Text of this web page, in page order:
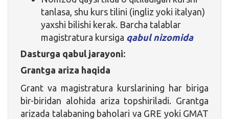
tanlasa, shu kurs tilini (ingliz yoki italyan)
yaxshi bilishi kerak. Barcha talablar
magistratura kursiga qabul nizomida
Dasturga qabul jarayoni:
Grantga ariza haqida
Grant va magistratura kurslarining har biriga
bir-biridan alohida ariza topshiriladi. Grantga
arizada talabaning baholari va GRE yoki GMAT